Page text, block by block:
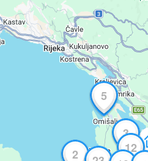
5
3
12
2